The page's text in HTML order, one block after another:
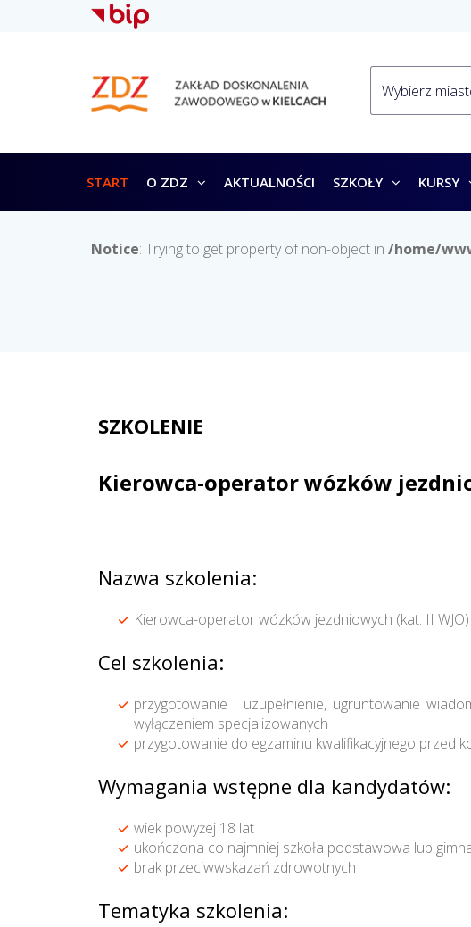
START O ZDZ AKTUALNOŚCI SZKOŁY KURSY
Notice: Trying to get property of non-object in /home/
SZKOLENIE
Kierowca-operator wózków
Nazwa szkolenia:
Kierowca-operator wózków jezdniowych (kat. II WJO)
Cel szkolenia:
przygotowanie i uzupełnienie, ugruntowanie
wyłączeniem specjalizowanych
przygotowanie do egzaminu kwalifikacyjnego przed
Wymagania wstępne dla kandydatów:
wiek powyżej 18 lat
ukończona co najmniej szkoła podstawowa lub
brak przeciwwskazań zdrowotnych
Tematyka szkolenia: